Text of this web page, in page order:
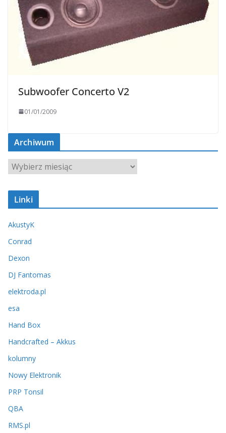
Subwoofer Concerto V2
01/01/2009
Archiwum
A
r
c
w
u
Linki
AkustyK
Conrad
Dexon
DJ Fantomas
elektroda.pl
esa
Hand Box
Handcrafted – Akkus
kolumny
Nowy Elektronik
PRP Tonsil
QBA
RMS.pl